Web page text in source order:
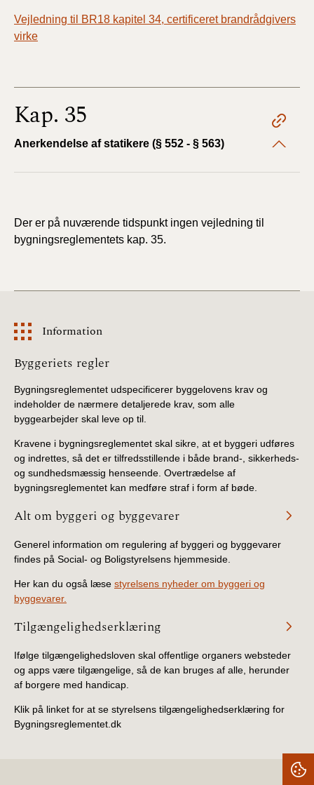
Vejledning til BR18 kapitel 34, certificeret brandrådgivers
virke
Kap. 35
Anerkendelse af statikere (§ 552 - § 563)
Der er på nuværende tidspunkt ingen vejledning til
bygningsreglementets kap. 35.
Information
Information
Byggeriets regler
Bygningsreglementet udspecificerer byggelovens krav og
indeholder de nærmere detaljerede krav, som alle
byggearbejder skal leve op til.
Kravene i bygningsreglementet skal sikre, at et byggeri udføres
og indrettes, så det er tilfredsstillende i både brand-, sikkerheds-
og sundhedsmæssig henseende. Overtrædelse af
bygningsreglementet kan medføre straf i form af bøde.
Alt om byggeri og byggevarer
Generel information om regulering af byggeri og byggevarer
findes på Social- og Boligstyrelsens hjemmeside.
Her kan du også læse styrelsens nyheder om byggeri og
byggevarer.
Tilgængelighedserklæring
Ifølge tilgængelighedsloven skal offentlige organers websteder
og apps være tilgængelige, så de kan bruges af alle, herunder
af borgere med handicap.
Klik på linket for at se styrelsens tilgængelighedserklæring for
Bygningsreglementet.dk